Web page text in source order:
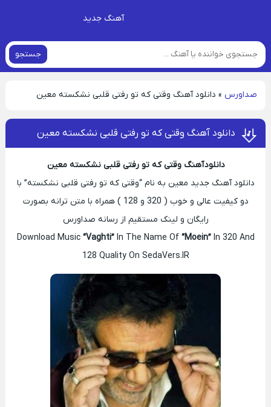
آهنگ جدید
جستجو
صداورس » دانلود آهنگ وقتی که تو رفتی قلبی نشکسته معین
دانلود آهنگ وقتی که تو رفتی قلبی نشکسته معین
دانلود آهنگ وقتی که تو رفتی قلبی نشکسته معین
دانلود آهنگ جدید معین به نام “وقتی که تو رفتی قلبی نشکسته” با
دو کیفیت عالی و خوب ( 320 و 128 ) همراه با متن ترانه بصورت
رایگان و لینک مستقیم از رسانه صداورس
Download Music “Vaghti”In The Name Of “Moein”In 320 And
128 Quality On SedaVers.IR